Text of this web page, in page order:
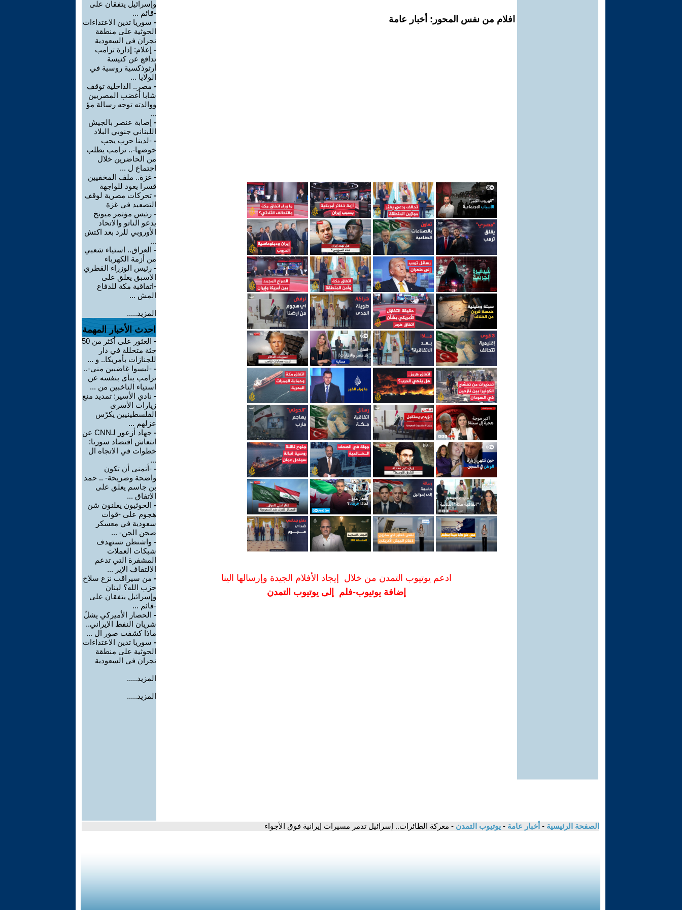
افلام من نفس المحور: أخبار عامة
ادعم يوتيوب التمدن من خلال إيجاد الأفلام الجيدة وإرسالها الينا
إضافة يوتيوب-فلم إلى يوتيوب التمدن
وإسرائيل يتفقان على
-قائم ...
- سوريا تدين الاعتداءات
الحوثية على منطقة
نجران في السعودية
- إعلام: إدارة ترامب
تدافع عن كنيسة
أرثوذكسية روسية في
الولايا ...
- مصر.. الداخلية توقف
شابا أغضب المصريين
ووالدته توجه رسالة مؤ
...
- إصابة عنصر بالجيش
اللبناني جنوبي البلاد
- -لدينا حرب يجب
خوضها-.. ترامب يطلب
من الحاضرين خلال
اجتماع ل ...
- غزة.. ملف المخفيين
قسرا يعود للواجهة
- تحركات مصرية لوقف
التصعيد في غزة
- رئيس مؤتمر ميونخ
يدعو الناتو والاتحاد
الأوروبي للرد بعد اكتش
...
- العراق.. استياء شعبي
من أزمة الكهرباء
- رئيس الوزراء القطري
الأسبق يعلق على
-اتفاقية مكة للدفاع
المش ...
المزيد.....
احدث الأخبار المهمة
-
العثور على أكثر من 50
جثة متحللة في دار
للجنازات بأمريكا.. و ...
- -ليسوا غاضبين مني-..
ترامب ينأى بنفسه عن
استياء الناخبين من ...
- نادي الأسير: تمديد منع
زيارات الأسرى
الفلسطينيين يكرّس
عزلهم ...
-
جهاد أزعور لـCNN عن
انتعاش اقتصاد سوريا:
خطوات في الاتجاه ال
...
- -أتمنى أن تكون
واضحة وصريحة- .. حمد
بن جاسم يعلق على
الاتفاق ...
- الحوثيون يعلنون شن
هجوم على -قوات
سعودية في معسكر
صحن الجن- ...
- واشنطن تستهدف
شبكات العملات
المشفرة التي تدعم
الالتفاف الإير ...
- من سيراقب نزع سلاح
حزب الله؟ لبنان
وإسرائيل يتفقان على
-قائم ...
- الحصار الأميركي يشلّ
شريان النفط الإيراني..
ماذا كشفت صور ال ...
- سوريا تدين الاعتداءات
الحوثية على منطقة
نجران في السعودية
المزيد.....
المزيد.....
الصفحة الرئيسية - أخبار عامة - يوتيوب التمدن - معركة الطائرات.. إسرائيل تدمر مسيرات إيرانية فوق الأجواء